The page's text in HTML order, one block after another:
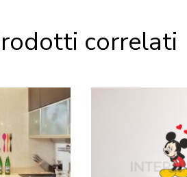
correlati